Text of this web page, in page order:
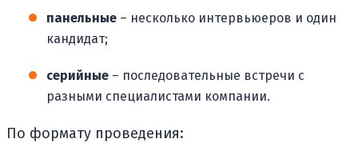
панельные – несколько интервьюеров и один
кандидат;
серийные – последовательные встречи с
разными специалистами компании.
По формату проведения: